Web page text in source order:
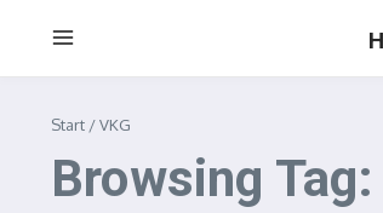
Start /VKG
Browsing Tag: